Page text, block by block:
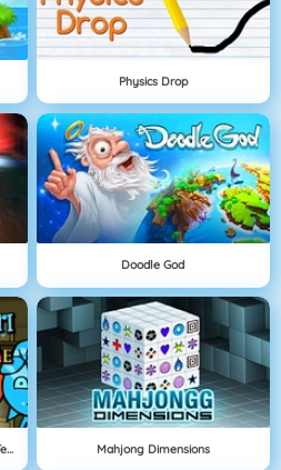
Physics Drop
Doodle God
Fireboy And Watergirl: The Forrest Temple Mahjong Dimensions